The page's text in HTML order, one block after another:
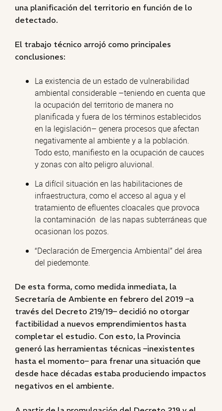
una planificación del territorio en función de lo
detectado.
El trabajo técnico arrojó como principales
conclusiones:
La existencia de un estado de vulnerabilidad
ambiental considerable –teniendo en cuenta que
la ocupación del territorio de manera no
planificada y fuera de los términos establecidos
en la legislación– genera procesos que afectan
negativamente al ambiente y a la población.
Todo esto, manifiesto en la ocupación de cauces
y zonas con alto peligro aluvional.
La difícil situación en las habilitaciones de
infraestructura, como el acceso al agua y el
tratamiento de efluentes cloacales que provoca
la contaminación de las napas subterráneas que
ocasionan los pozos.
“Declaración de Emergencia Ambiental” del área
del piedemonte.
De esta forma, como medida inmediata, la
Secretaría de Ambiente en febrero del 2019 –a
través del Decreto 219/19– decidió no otorgar
factibilidad a nuevos emprendimientos hasta
completar el estudio. Con esto, la Provincia
generó las herramientas técnicas –inexistentes
hasta el momento– para frenar una situación que
desde hace décadas estaba produciendo impactos
negativos en el ambiente.